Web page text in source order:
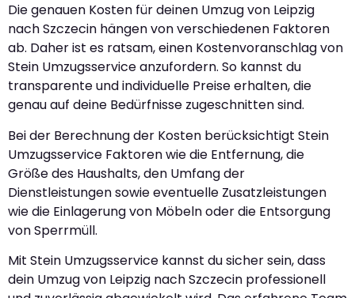
Die genauen Kosten für deinen Umzug von Leipzig
nach Szczecin hängen von verschiedenen Faktoren
ab. Daher ist es ratsam, einen Kostenvoranschlag von
Stein Umzugsservice anzufordern. So kannst du
transparente und individuelle Preise erhalten, die
genau auf deine Bedürfnisse zugeschnitten sind.
Bei der Berechnung der Kosten berücksichtigt Stein
Umzugsservice Faktoren wie die Entfernung, die
Größe des Haushalts, den Umfang der
Dienstleistungen sowie eventuelle Zusatzleistungen
wie die Einlagerung von Möbeln oder die Entsorgung
von Sperrmüll.
Mit Stein Umzugsservice kannst du sicher sein, dass
dein Umzug von Leipzig nach Szczecin professionell